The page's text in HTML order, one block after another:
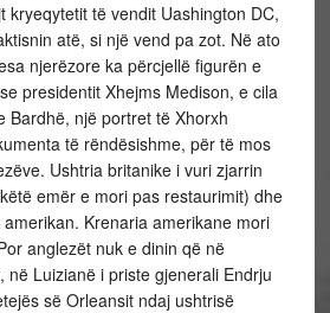
kryeqytetit të vendit Uashington DC,
atë, si një vend pa zot. Në ato
njerëzore ka përcjellë figurën e
presidentit Xhejms Medison, e cila
Bardhë, një portret të Xhorxh
të rëndësishme, për të mos
Ushtria britanike i vuri zjarrin
emër e mori pas restaurimit) dhe
Krenaria amerikane mori
anglezët nuk e dinin që në
në Luizianë i priste gjenerali Endrju
së Orleansit ndaj ushtrisë